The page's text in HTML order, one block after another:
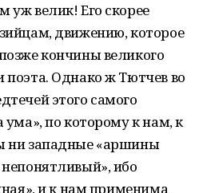
уж велик! Его скорее
движению, которое
кончины великого
поэта. Однако ж Тютчев во
этого самого
ума», по которому к нам, к
ни западные «аршины
ибо
и к нам применима